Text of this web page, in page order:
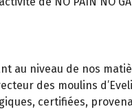
au niveau de nos
des moulins
certifiées,